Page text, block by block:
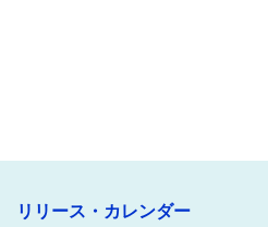
リリース・カレンダー